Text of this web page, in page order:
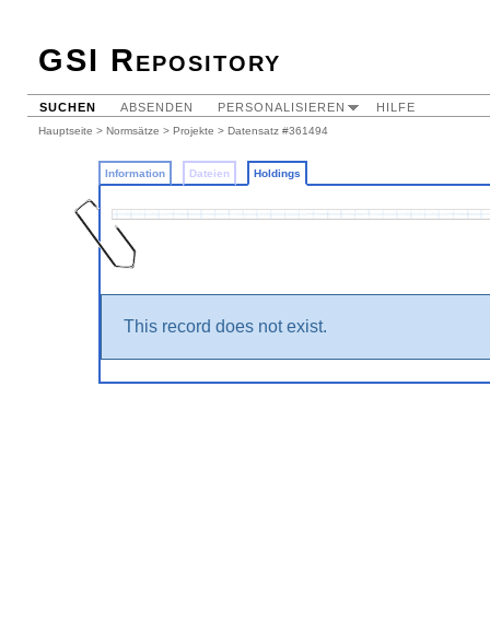
GSI Repository
SUCHEN ABSENDEN PERSONALISIEREN HILFE
Hauptseite > Normsätze > Projekte > Datensatz #361494
Information Dateien Holdings
This record does not exist.